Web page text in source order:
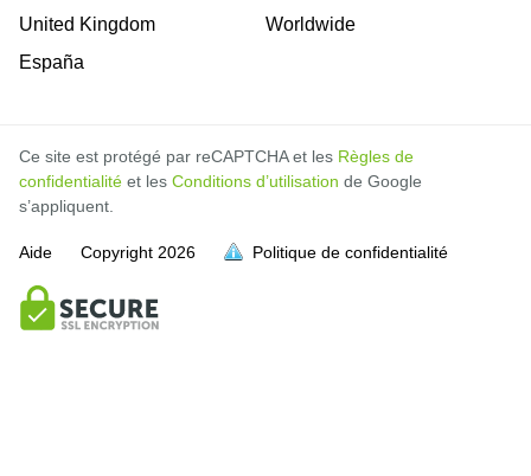
United Kingdom
España
Worldwide
Ce site est protégé par reCAPTCHA et les Règles de
confidentialité et les Conditions d’utilisation de Google
s’appliquent.
Aide Copyright 2026 Politique de confidentialité